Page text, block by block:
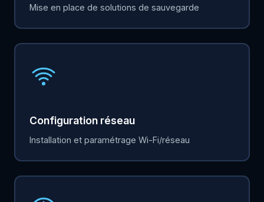
Mise en place de solutions de sauvegarde
Configuration réseau
Installation et paramétrage Wi-Fi/réseau